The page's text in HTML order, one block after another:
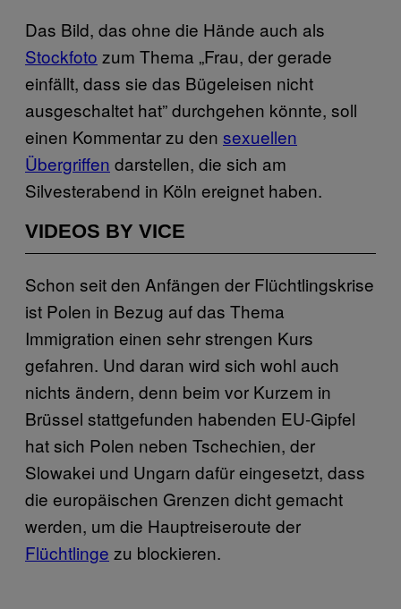
Das Bild, das ohne die Hände auch als
Stockfoto zum Thema „Frau, der gerade
einfällt, dass sie das Bügeleisen nicht
ausgeschaltet hat” durchgehen könnte, soll
einen Kommentar zu den sexuellen
Übergriffen darstellen, die sich am
Silvesterabend in Köln ereignet haben.
VIDEOS BY VICE
Schon seit den Anfängen der Flüchtlingskrise
ist Polen in Bezug auf das Thema
Immigration einen sehr strengen Kurs
gefahren. Und daran wird sich wohl auch
nichts ändern, denn beim vor Kurzem in
Brüssel stattgefunden habenden EU-Gipfel
hat sich Polen neben Tschechien, der
Slowakei und Ungarn dafür eingesetzt, dass
die europäischen Grenzen dicht gemacht
werden, um die Hauptreiseroute der
Flüchtlinge zu blockieren.